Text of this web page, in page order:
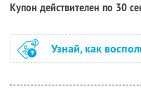
Купон действителен по 30
Узнай, как